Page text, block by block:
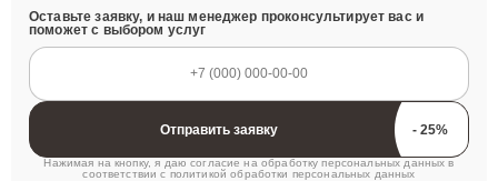
Оставьте заявку, и наш менеджер проконсультирует вас и
поможет с выбором услуг
Отправить заявку
Нажимая на кнопку, я даю согласие на обработку персональных данных в
соответствии с политикой обработки персональных данных